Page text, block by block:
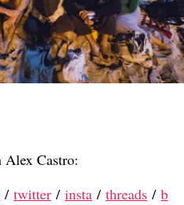
Alex Castro:
/ twitter / insta / threads / b